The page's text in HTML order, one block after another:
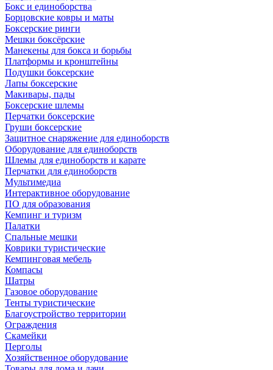
Бокс и единоборства
Борцовские ковры и маты
Боксерские ринги
Мешки боксёрские
Манекены для бокса и борьбы
Платформы и кронштейны
Подушки боксерские
Лапы боксерские
Макивары, пады
Боксерские шлемы
Перчатки боксерские
Груши боксерские
Защитное снаряжение для единоборств
Оборудование для единоборств
Шлемы для единоборств и карате
Перчатки для единоборств
Мультимедиа
Интерактивное оборудование
ПО для образования
Кемпинг и туризм
Палатки
Спальные мешки
Коврики туристические
Кемпинговая мебель
Компасы
Шатры
Газовое оборудование
Тенты туристические
Благоустройство территории
Ограждения
Скамейки
Перголы
Хозяйственное оборудование